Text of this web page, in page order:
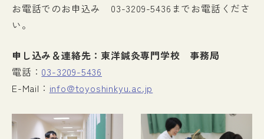
お電話でのお申込み 03-3209-5436までお電話くださ
い。
申し込み＆連絡先：東洋鍼灸専門学校 事務局
電話： 03-3209-5436
E-Mail： info@toyoshinkyu.ac.jp